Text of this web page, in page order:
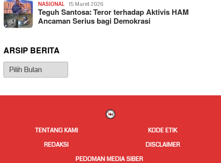
NASIONAL 15 Maret 2026
Teguh Santosa: Teror terhadap Aktivis HAM
Ancaman Serius bagi Demokrasi
ARSIP BERITA
Arsip
Berita
TENTANG KAMI
KODE ETIK
REDAKSI
DISCLAIMER
PEDOMAN MEDIA SIBER